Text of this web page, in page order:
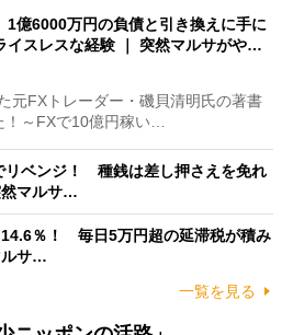
1億6000万円の負債と引き換えに手に
イスレスな経験 ｜ 突然マルサがや…
元FXトレーダー・磯貝清明氏の著書
！～FXで10億円稼い…
リベンジ！ 種銭は差し押さえを免れ
然マルサ…
14.6％！ 毎日5万円超の延滞税が積み
ルサ…
一覧を見る